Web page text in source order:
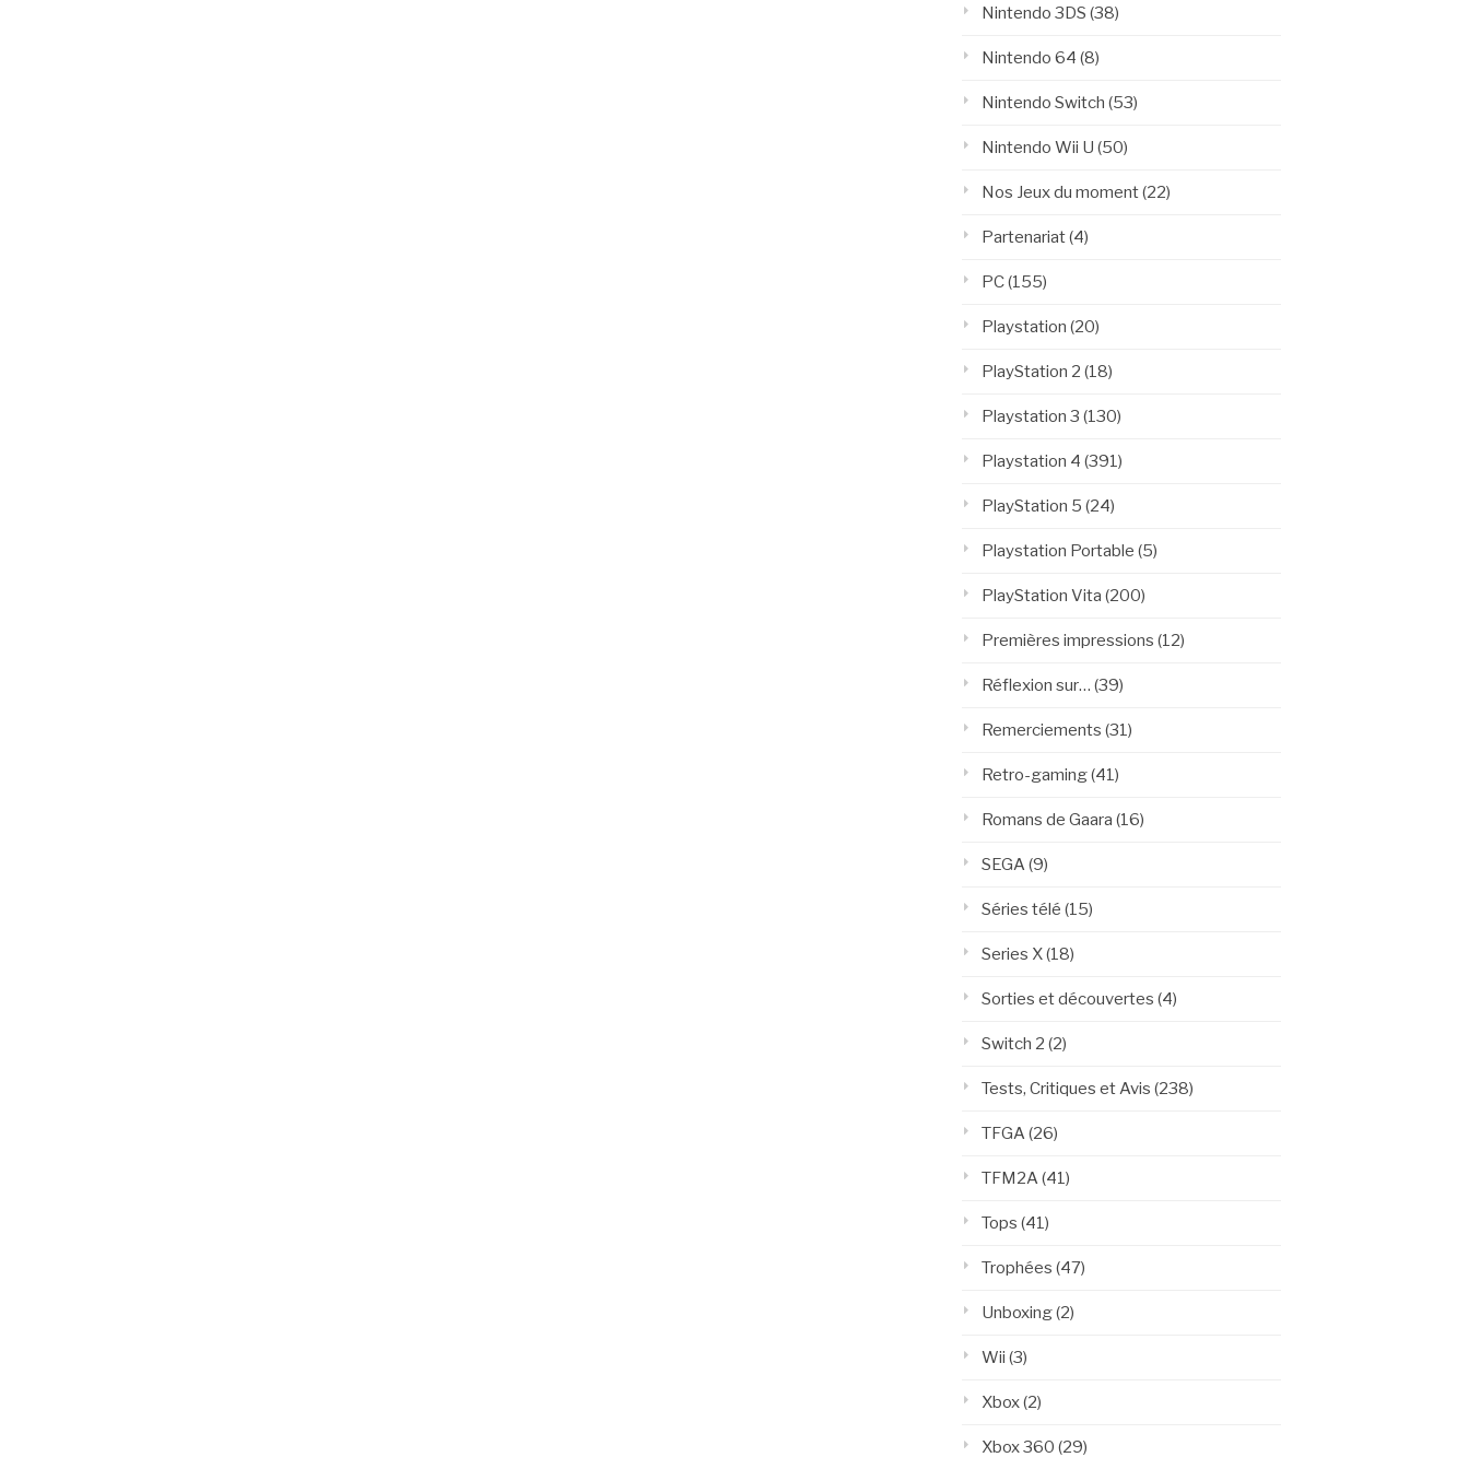
Nintendo 3DS (38)
Nintendo 64 (8)
Nintendo Switch (53)
Nintendo Wii U (50)
Nos Jeux du moment(22)
Partenariat(4)
PC(155)
Playstation (20)
PlayStation 2 (18)
Playstation 3 (130)
Playstation 4 (391)
PlayStation 5 (24)
Playstation Portable (5)
PlayStation Vita (200)
Premières impressions (12)
Réflexion sur… (39)
Remerciements (31)
Retro-gaming(41)
Romans de Gaara (16)
SEGA (9)
Séries télé (15)
Series X(18)
Sorties et découvertes (4)
Switch 2 (2)
Tests, Critiques et Avis (238)
TFGA (26)
TFM2A (41)
Tops (41)
Trophées (47)
Unboxing(2)
Wii (3)
Xbox(2)
Xbox 360 (29)